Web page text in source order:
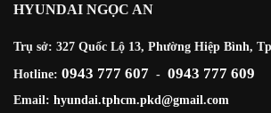
HYUNDAI NGỌC AN
Trụ sở: 327 Quốc Lộ 13, Phường Hiệp Bình,
Hotline: 0943 777 607 - 0943 777 609
Email: hyundai.tphcm.pkd@gmail.com